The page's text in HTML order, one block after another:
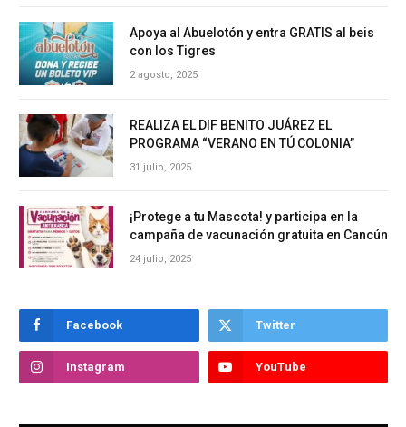
Apoya al Abuelotón y entra GRATIS al beis
con los Tigres
2 agosto, 2025
REALIZA EL DIF BENITO JUÁREZ EL
PROGRAMA “VERANO EN TÚ COLONIA”
31 julio, 2025
¡Protege a tu Mascota! y participa en la
campaña de vacunación gratuita en Cancún
24 julio, 2025
Facebook Twitter
Instagram YouTube